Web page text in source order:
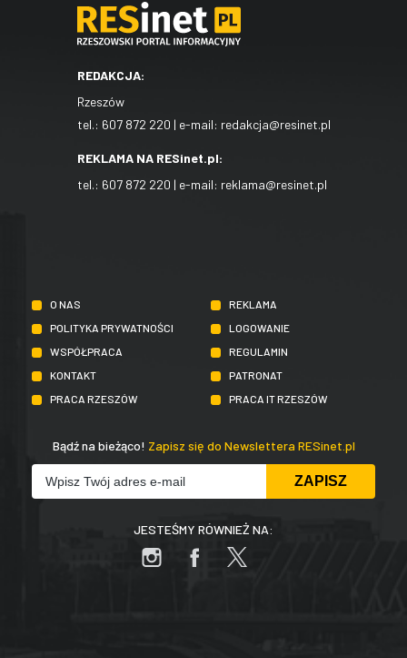
REDAKCJA:
Rzeszów
tel.: 607 872 220 | e-mail: redakcja@resinet.pl
REKLAMA NA RESinet.pl:
tel.: 607 872 220 | e-mail: reklama@resinet.pl
O NAS
REKLAMA
POLITYKA PRYWATNOŚCI
LOGOWANIE
WSPÓŁPRACA
REGULAMIN
KONTAKT
PATRONAT
PRACA RZESZÓW
PRACA IT RZESZÓW
Bądź na bieżąco! Zapisz się do Newslettera RESinet.pl
JESTEŚMY RÓWNIEŻ NA: